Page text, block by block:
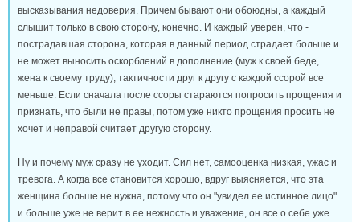
высказывания недоверия. Причем бывают они обоюдны, а каждый
слышит только в свою сторону, конечно. И каждый уверен, что -
пострадавшая сторона, которая в данный период страдает больше и
не может выносить оскорблений в дополнение (муж к своей беде,
жена к своему труду), тактичности друг к другу с каждой ссорой все
меньше. Если сначала после ссоры стараются попросить прощения и
признать, что были не правы, потом уже никто прощения просить не
хочет и неправой считает другую сторону.
Ну и почему муж сразу не уходит. Сил нет, самооценка низкая, ужас и
тревога. А когда все становится хорошо, вдруг выясняется, что эта
женщина больше не нужна, потому что он "увидел ее истинное лицо"
и больше уже не верит в ее нежность и уважение, он все о себе уже